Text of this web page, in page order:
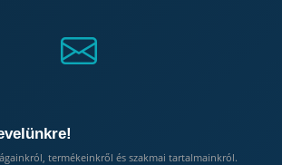
termékeinkről és szakmai tartalmainkról.